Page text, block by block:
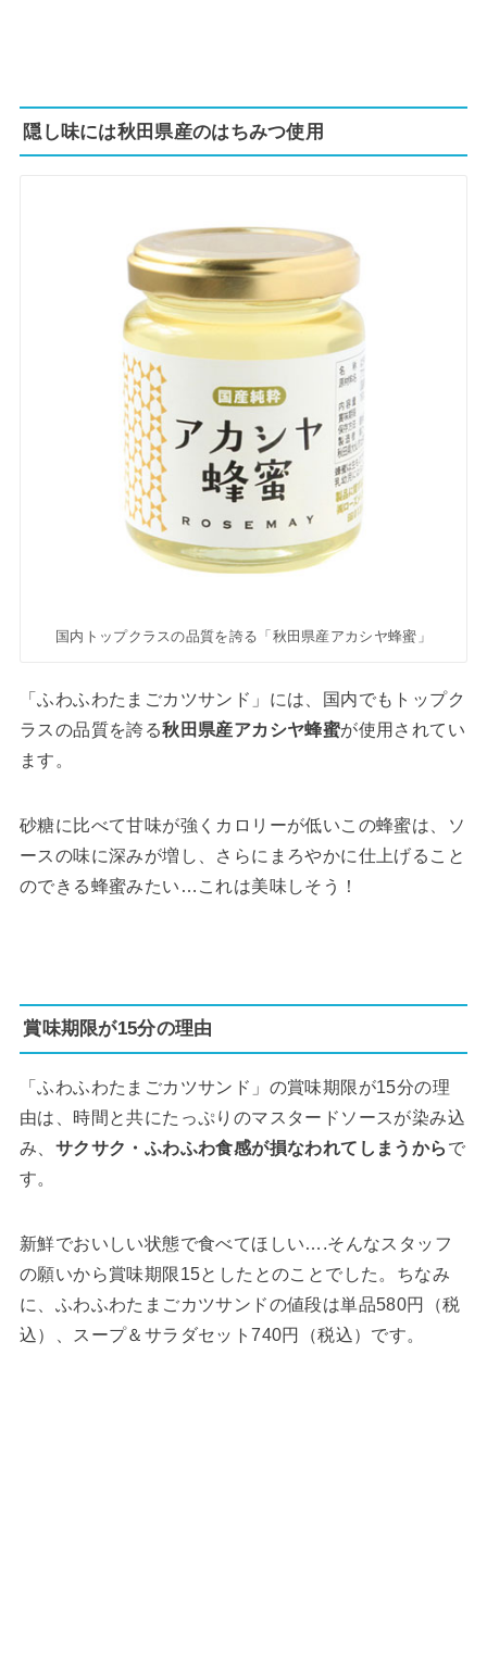
隠し味には秋田県産のはちみつ使用
国内トップクラスの品質を誇る「秋田県産アカシヤ蜂蜜」
「ふわふわたまごカツサンド」には、国内でもトップク
ラスの品質を誇る秋田県産アカシヤ蜂蜜が使用されてい
ます。
砂糖に比べて甘味が強くカロリーが低いこの蜂蜜は、ソ
ースの味に深みが増し、さらにまろやかに仕上げること
のできる蜂蜜みたい…これは美味しそう！
賞味期限が15分の理由
「ふわふわたまごカツサンド」の賞味期限が15分の理
由は、時間と共にたっぷりのマスタードソースが染み込
み、 サクサク・ふわふわ食感が損なわれてしまうから で
す。
新鮮でおいしい状態で食べてほしい….そんなスタッフ
の願いから賞味期限15としたとのことでした。ちなみ
に、ふわふわたまごカツサンドの値段は単品580円（税
込）、スープ＆サラダセット740円（税込）です。